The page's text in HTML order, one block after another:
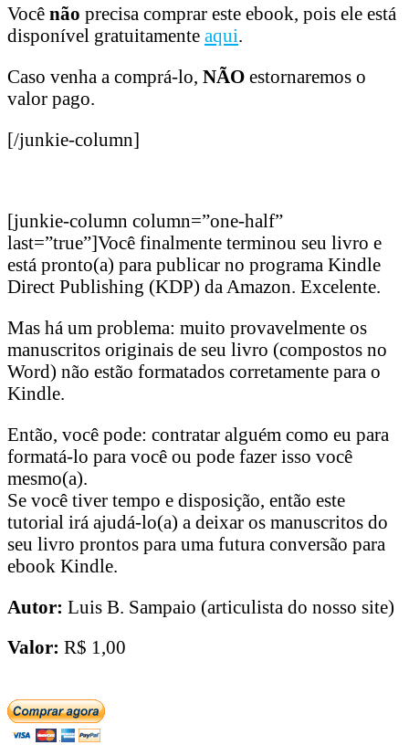
Você não precisa comprar este ebook, pois ele está
disponível gratuitamente aqui.
Caso venha a comprá-lo, NÃO estornaremos o
valor pago.
[/junkie-column]
[junkie-column column=”one-half”
last=”true”]Você finalmente terminou seu livro e
está pronto(a) para publicar no programa Kindle
Direct Publishing (KDP) da Amazon. Excelente.
Mas há um problema: muito provavelmente os
manuscritos originais de seu livro (compostos no
Word) não estão formatados corretamente para o
Kindle.
Então, você pode: contratar alguém como eu para
formatá-lo para você ou pode fazer isso você
mesmo(a).
Se você tiver tempo e disposição, então este
tutorial irá ajudá-lo(a) a deixar os manuscritos do
seu livro prontos para uma futura conversão para
ebook Kindle.
Autor: Luis B. Sampaio (articulista do nosso site)
Valor: R$ 1,00